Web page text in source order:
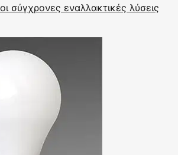
σύγχρονες εναλλακτικές λύσεις